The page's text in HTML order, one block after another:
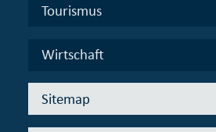
Tourismus
Wirtschaft
Sitemap